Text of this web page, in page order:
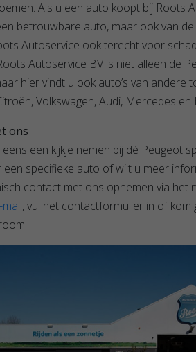
Als u een auto koopt bij Roots
betrouwbare auto, maar ook van
Autoservice ook terecht voor
Autoservice BV is niet alleen de
hier vindt u ook auto’s van andere
Volkswagen, Audi, Mercedes en
ons
een kijkje nemen bij dé Peugeot
een specifieke auto of wilt u meer
contact met ons opnemen via het
, vul het contactformulier in of kom